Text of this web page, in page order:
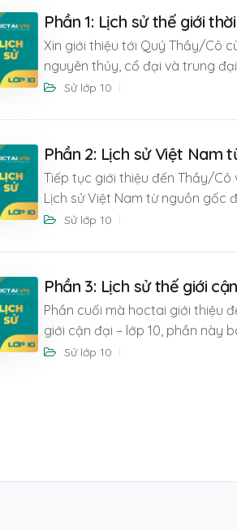
Phần 1: Lịch sử thế giới
Xin giới thiệu tới Quý Thầy/Cô
nguyên thủy, cổ đại và trung
Sử lớp 10
Phần 2: Lịch sử Việt Nam
Tiếp tục giới thiệu đến Thầy/Cô
Lịch sử Việt Nam từ nguồn gốc
Sử lớp 10
Phần 3: Lịch sử thế giới
Phần cuối mà hoctai giới thiệu
giới cận đại – lớp 10, phần này
Sử lớp 10